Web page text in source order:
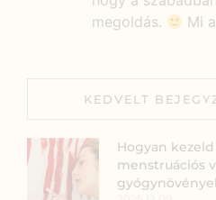
megoldás.
Mi
KEDVELT
Hogyan kezeld
menstruációs